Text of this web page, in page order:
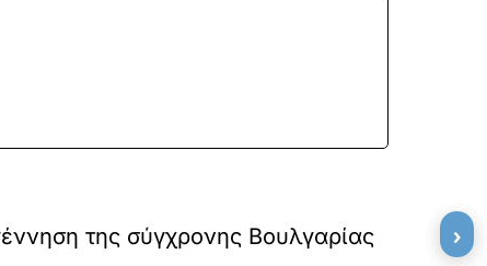
της σύγχρονης Βουλγαρίας
›